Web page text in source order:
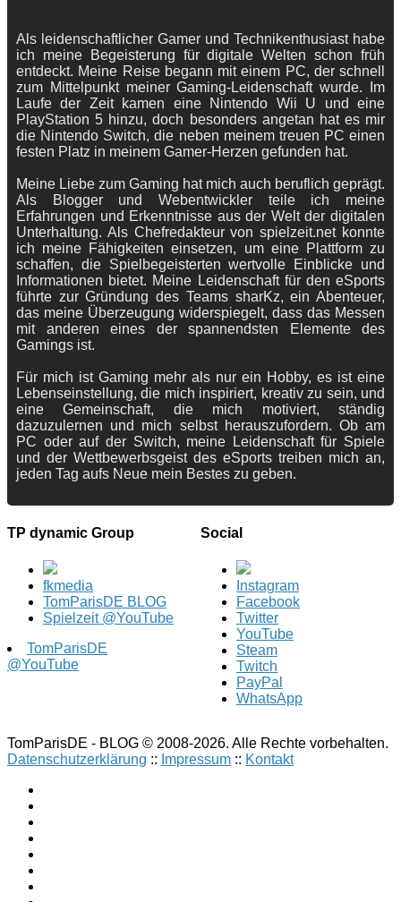
Als leidenschaftlicher Gamer und Technikenthusiast habe
ich meine Begeisterung für digitale Welten schon früh
entdeckt. Meine Reise begann mit einem PC, der schnell
zum Mittelpunkt meiner Gaming-Leidenschaft wurde. Im
Laufe der Zeit kamen eine Nintendo Wii U und eine
PlayStation 5 hinzu, doch besonders angetan hat es mir
die Nintendo Switch, die neben meinem treuen PC einen
festen Platz in meinem Gamer-Herzen gefunden hat.
Meine Liebe zum Gaming hat mich auch beruflich geprägt.
Als Blogger und Webentwickler teile ich meine
Erfahrungen und Erkenntnisse aus der Welt der digitalen
Unterhaltung. Als Chefredakteur von spielzeit.net konnte
ich meine Fähigkeiten einsetzen, um eine Plattform zu
schaffen, die Spielbegeisterten wertvolle Einblicke und
Informationen bietet. Meine Leidenschaft für den eSports
führte zur Gründung des Teams sharKz, ein Abenteuer,
das meine Überzeugung widerspiegelt, dass das Messen
mit anderen eines der spannendsten Elemente des
Gamings ist.
Für mich ist Gaming mehr als nur ein Hobby, es ist eine
Lebenseinstellung, die mich inspiriert, kreativ zu sein, und
eine Gemeinschaft, die mich motiviert, ständig
dazuzulernen und mich selbst herauszufordern. Ob am
PC oder auf der Switch, meine Leidenschaft für Spiele
und der Wettbewerbsgeist des eSports treiben mich an,
jeden Tag aufs Neue mein Bestes zu geben.
TP dynamic Group
fkmedia
TomParisDE BLOG
Spielzeit @YouTube
TomParisDE
@YouTube
Social
Instagram
Facebook
Twitter
YouTube
Steam
Twitch
PayPal
WhatsApp
TomParisDE - BLOG © 2008-2026. Alle Rechte vorbehalten.
Datenschutzerklärung :: Impressum :: Kontakt